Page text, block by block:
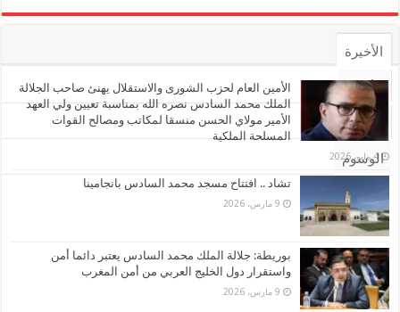
الأخيرة
الأشهر
تعليقات
الوسوم
الأمين العام لحزب الشورى والاستقلال يهنئ صاحب الجلالة
الملك محمد السادس نصره الله بمناسبة تعيين ولي العهد
الأمير مولاي الحسن منسقا لمكاتب ومصالح القوات
المسلحة الملكية
4 مايو، 2026
تشاد .. افتتاح مسجد محمد السادس بانجامينا
9 مارس، 2026
بوريطة: جلالة الملك محمد السادس يعتبر دائما أمن
واستقرار دول الخليج العربي من أمن المغرب
9 مارس، 2026